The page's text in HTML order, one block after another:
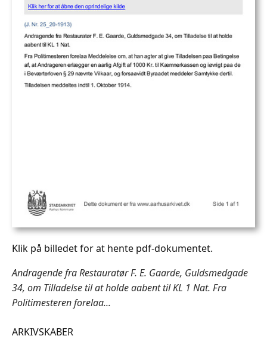
Klik på billedet for at hente pdf-dokumentet.
Andragende fra Restauratør F. E. Gaarde, Guldsmedgade
34, om Tilladelse til at holde aabent til KL 1 Nat. Fra
Politimesteren forelaa...
ARKIVSKABER